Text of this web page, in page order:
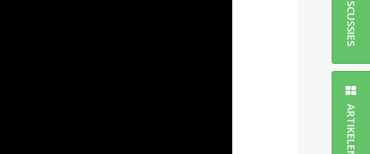
DISCUSSIES
ARTIKELEN